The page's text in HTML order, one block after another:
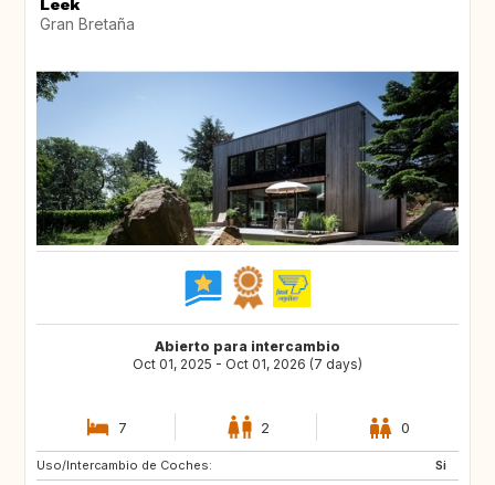
Leek
Gran Bretaña
Abierto para intercambio
Oct 01, 2025 - Oct 01, 2026 (7 days)
7 2 0
Uso/Intercambio de Coches:
Si
DE